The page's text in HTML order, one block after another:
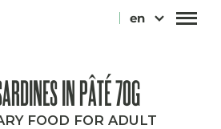
en
IN PÂTÉ 70G
FOOD FOR ADULT